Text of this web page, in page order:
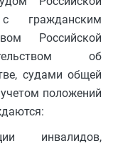
гражданским
Российской
об
судами общей
положений
инвалидов,